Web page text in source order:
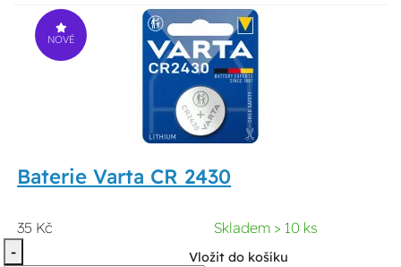
NOVÉ
Baterie Varta CR 2430
35 Kč
Skladem > 10 ks
-
Vložit do košíku